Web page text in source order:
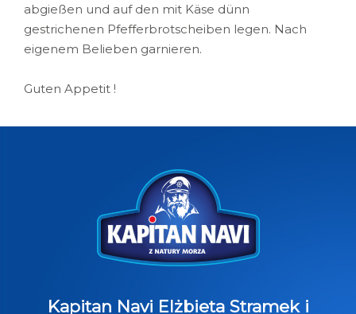
abgießen und auf den mit Käse dünn
gestrichenen Pfefferbrotscheiben legen. Nach
eigenem Belieben garnieren.
Guten Appetit !
Kapitan Navi Elżbieta Stramek i